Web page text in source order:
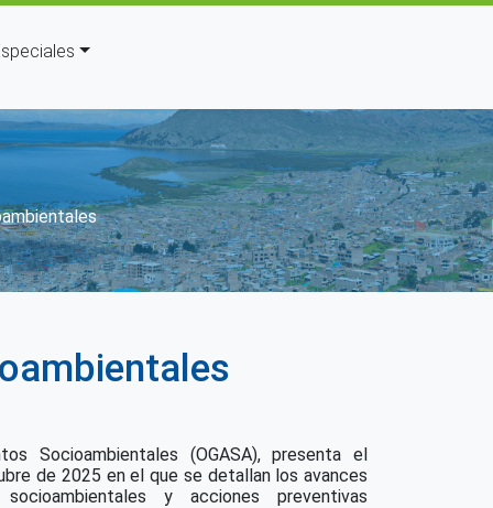
Socioambientales (OGASA), presenta el
de 2025 en el que se detallan los avances
y acciones preventivas